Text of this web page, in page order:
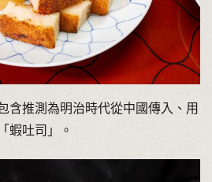
含推測為明治時代從中國傳入、用
蝦吐司」。